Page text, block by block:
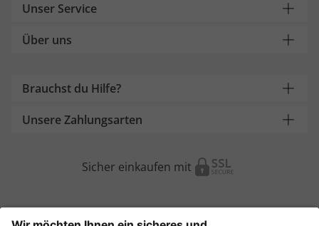
Unser Service
Über uns
Brauchst du Hilfe?
Unsere Zahlungsarten
Sicher einkaufen mit
Weitere Onlineshops